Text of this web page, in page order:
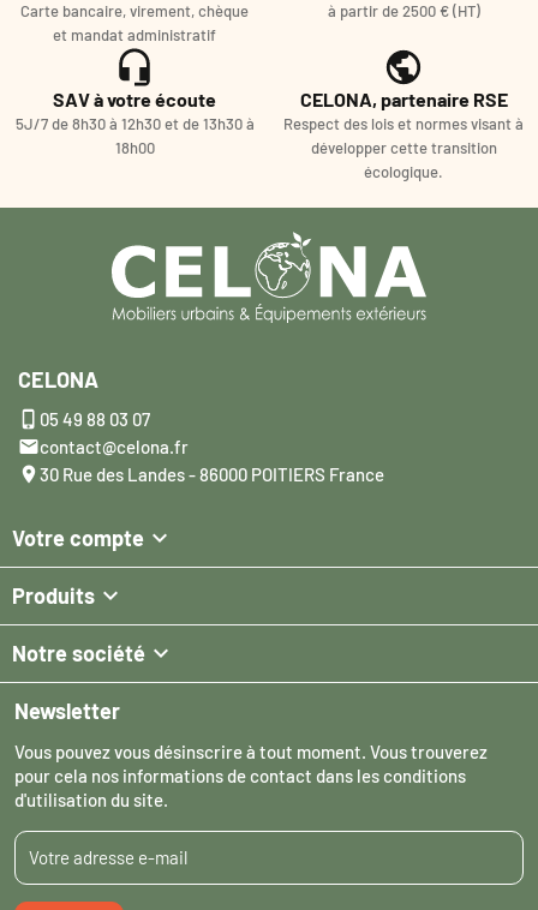
Carte bancaire, virement, chèque
et mandat administratif
à partir de 2500 € (HT)
SAV à votre écoute
5J/7 de 8h30 à 12h30 et de 13h30 à
18h00
CELONA, partenaire RSE
Respect des lois et normes visant à
développer cette transition
écologique.
CELONA
 05 49 88 03 07
contact@celona.fr
30 Rue des Landes - 86000 POITIERS France
Votre compte 
Produits 
Notre société 
Newsletter
Vous pouvez vous désinscrire à tout moment. Vous trouverez
pour cela nos informations de contact dans les conditions
d'utilisation du site.